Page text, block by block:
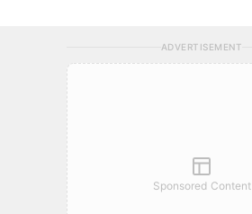
ADVERTISEMENT
Sponsored Content